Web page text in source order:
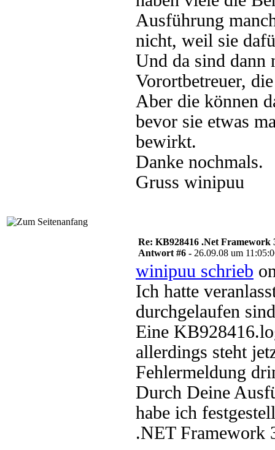
Ausführung
nicht, weil sie
Und da sind dann
Vorortbetreuer,
Aber die können
bevor sie etwas
bewirkt.
Danke nochmals.
Gruss winipuu
Re: KB928416 .Net Framework
Antwort #6 - 26.09.08 um
winipuu schrieb
Ich hatte
durchgelaufen
Eine
allerdings steht
Fehlermeldung
Durch Deine
habe ich
.NET Framework